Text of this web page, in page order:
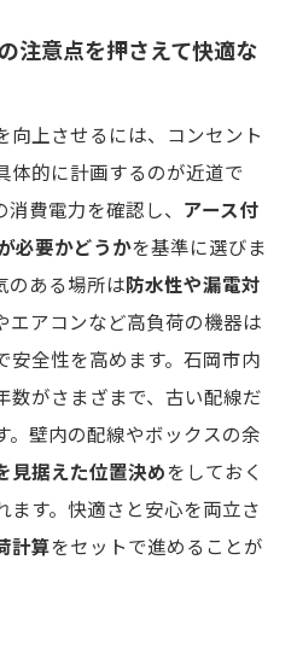
注意点を押さえて快適な
上させるには、コンセント
体的に計画するのが近道で
費電力を確認し、 アース付
必要かどうかを基準に選びま
のある場所は防水性や漏電対
エアコンなど高負荷の機器は
安全性を高めます。石岡市内
数がさまざまで、古い配線だ
。壁内の配線やボックスの余
見据えた位置決めをしておく
ます。快適さと安心を両立さ
計算をセットで進めることが